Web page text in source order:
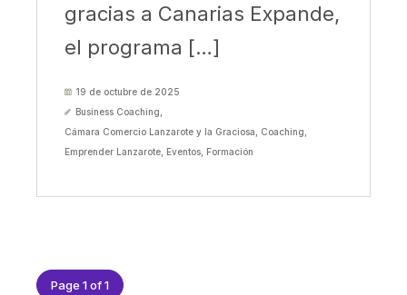
gracias a Canarias Expande,
el programa […]
19 de octubre de 2025
Business Coaching
Cámara Comercio Lanzarote y la Graciosa
Coaching
Emprender Lanzarote Eventos Formación
Page 1 of 1